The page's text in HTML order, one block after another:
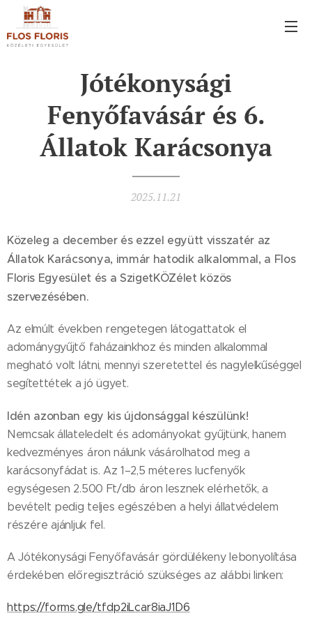
Jótékonysági
Fenyőfavásár és 6.
Állatok Karácsonya
2025.11.21
Közeleg a december és ezzel együtt visszatér az
Állatok Karácsonya, immár hatodik alkalommal, a Flos
Floris Egyesület és a SzigetKÖZélet közös
szervezésében.
Az elmúlt években rengetegen látogattatok el
adománygyűjtő faházainkhoz és minden alkalommal
megható volt látni, mennyi szeretettel és nagylelkűséggel
segítettétek a jó ügyet.
Idén azonban egy kis újdonsággal készülünk!
Nemcsak állateledelt és adományokat gyűjtünk, hanem
kedvezményes áron nálunk vásárolhatod meg a
karácsonyfádat is. Az 1–2,5 méteres lucfenyők
egységesen 2.500 Ft/db áron lesznek elérhetők, a
bevételt pedig teljes egészében a helyi állatvédelem
részére ajánljuk fel.
A Jótékonysági Fenyőfavásár gördülékeny lebonyolítása
érdekében előregisztráció szükséges az alábbi linken:
https://forms.gle/tfdp2iLcar8iaJ1D6